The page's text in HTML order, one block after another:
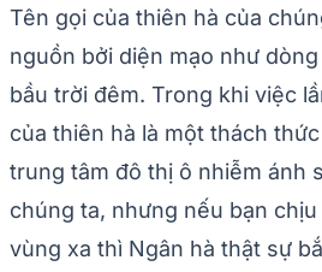
Tên gọi của thiên hà của
nguồn bởi diện mạo như
bầu trời đêm. Trong khi việc
của thiên hà là một thách
trung tâm đô thị ô nhiễm ánh
chúng ta, nhưng nếu bạn
vùng xa thì Ngân hà thật sự